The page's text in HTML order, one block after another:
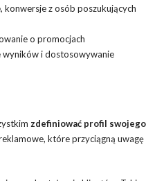
konwersje z osób poszukujących
o promocjach
wyników i dostosowywanie
zdefiniować profil swojego
które przyciągną uwagę